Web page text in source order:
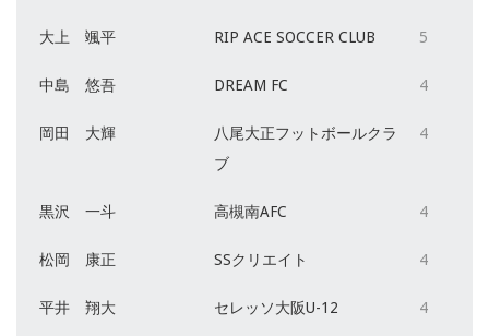
大上 颯平 RIP ACE SOCCER CLUB 5
中島 悠吾 DREAM FC 4
岡田 大輝
八尾大正フットボールクラ
ブ
4
黒沢 一斗 高槻南AFC 4
松岡 康正 SSクリエイト 4
平井 翔大 セレッソ大阪U-12 4